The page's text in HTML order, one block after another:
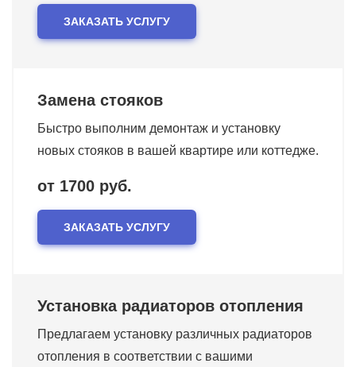
ЗАКАЗАТЬ УСЛУГУ
Замена стояков
Быстро выполним демонтаж и установку
новых стояков в вашей квартире или коттедже.
от 1700 руб.
ЗАКАЗАТЬ УСЛУГУ
Установка радиаторов отопления
Предлагаем установку различных радиаторов
отопления в соответствии с вашими